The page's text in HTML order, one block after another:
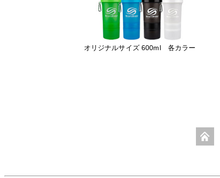
オリジナルサイズ 600ml 各カラー